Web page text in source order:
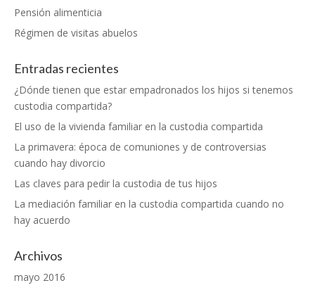
Pensión alimenticia
Régimen de visitas abuelos
Entradas recientes
¿Dónde tienen que estar empadronados los hijos si tenemos
custodia compartida?
El uso de la vivienda familiar en la custodia compartida
La primavera: época de comuniones y de controversias
cuando hay divorcio
Las claves para pedir la custodia de tus hijos
La mediación familiar en la custodia compartida cuando no
hay acuerdo
Archivos
mayo 2016